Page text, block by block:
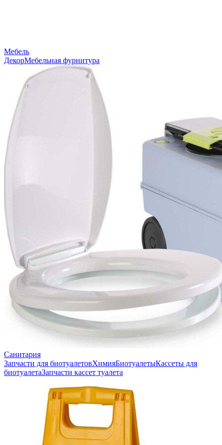
Мебель
ДекорМебельная фурнитура
Санитария
Запчасти для биотуалетовХимияБиотуалетыКассеты для
биотуалетаЗапчасти кассет туалета